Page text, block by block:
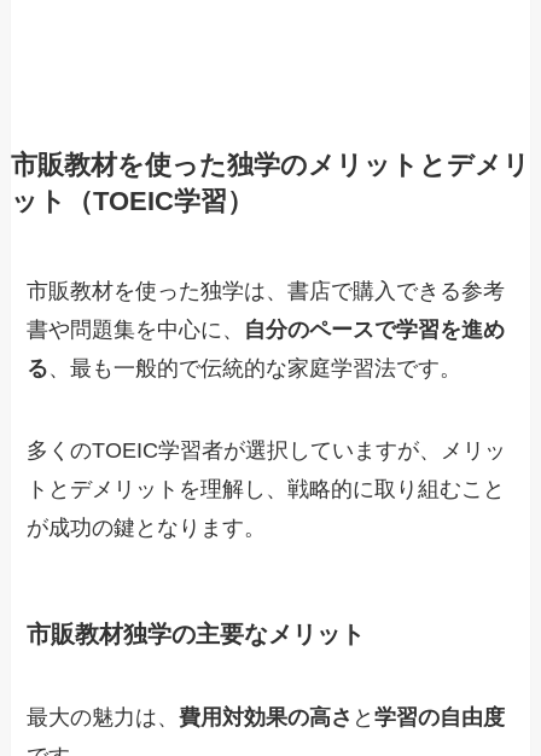
市販教材を使った独学のメリットとデメリ
ット（TOEIC学習）
市販教材を使った独学は、書店で購入できる参考
書や問題集を中心に、 自分のペースで学習を進め
る、最も一般的で伝統的な家庭学習法です。
多くのTOEIC学習者が選択していますが、メリッ
トとデメリットを理解し、戦略的に取り組むこと
が成功の鍵となります。
市販教材独学の主要なメリット
最大の魅力は、費用対効果の高さ と学習の自由度